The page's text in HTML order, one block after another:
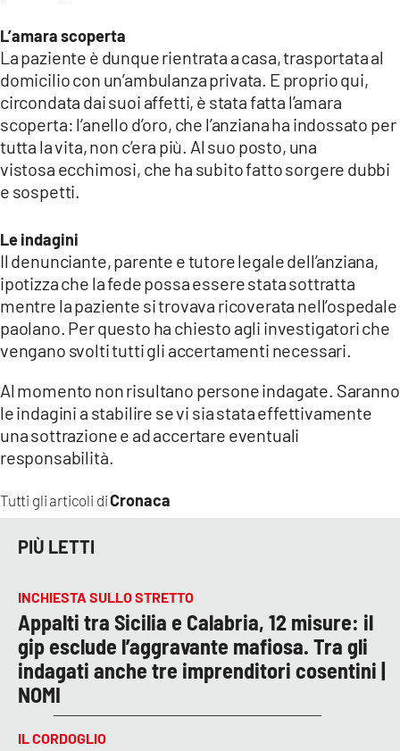
Tutti gli articoli diCronaca
L’amara scoperta
La paziente è dunque rientrata a casa, trasportata al
domicilio con un’ambulanza privata. E proprio qui,
circondata dai suoi affetti, è stata fatta l’amara
scoperta: l’anello d’oro, che l’anziana ha indossato per
tutta la vita, non c’era più. Al suo posto, una
vistosa ecchimosi, che ha subito fatto sorgere dubbi
e sospetti.
Le indagini
Il denunciante, parente e tutore legale dell’anziana,
ipotizza che la fede possa essere stata sottratta
mentre la paziente si trovava ricoverata nell’ospedale
paolano. Per questo ha chiesto agli investigatori che
vengano svolti tutti gli accertamenti necessari.
Al momento non risultano persone indagate. Saranno
le indagini a stabilire se vi sia stata effettivamente
una sottrazione e ad accertare eventuali
responsabilità.
PIÙ LETTI
INCHIESTA SULLO STRETTO
Appalti tra Sicilia e Calabria, 12 misure: il
gip esclude l’aggravante mafiosa. Tra gli
indagati anche tre imprenditori cosentini |
NOMI
IL CORDOGLIO